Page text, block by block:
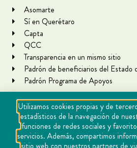
Asomarte
Sí en Querétaro
Capta
QCC
Transparencia en un mismo sitio
Padrón de beneficiarios del Estado
Padrón Programa de Apoyos
Utilizamos cookies propias y de
estadísticos de la navegación de
funciones de redes sociales y
servicios. Además, compartimos